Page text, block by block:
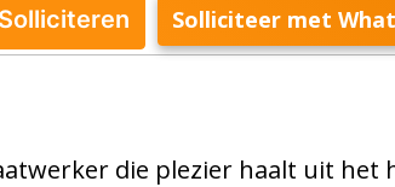
Solliciteren Solliciteer met
die plezier haalt uit het